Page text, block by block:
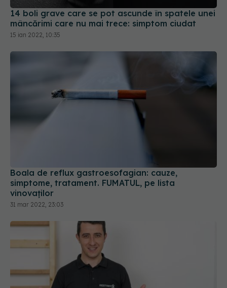
14 boli grave care se pot ascunde în spatele unei
mâncărimi care nu mai trece: simptom ciudat
15 ian 2022, 10:35
simptome, tratament. FUMATUL, pe lista
vinovaților
31 mar 2022, 23:03